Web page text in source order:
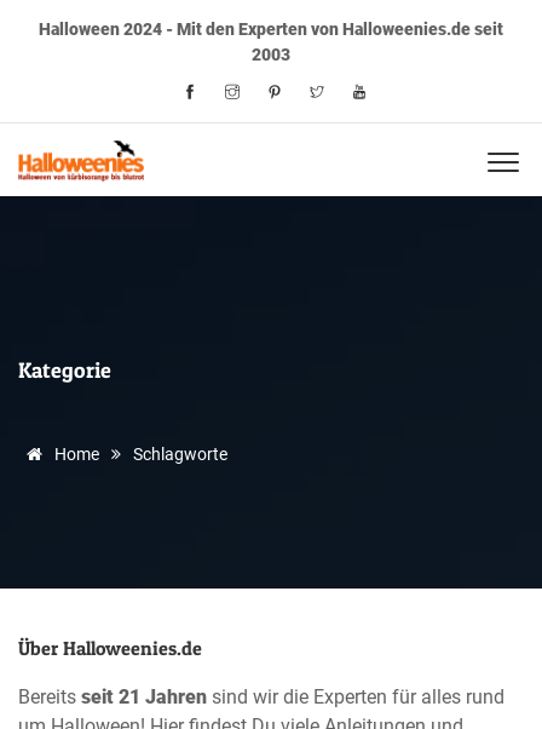
Halloween 2024 - Mit den Experten von Halloweenies.de seit
2003
Kategorie
Home Schlagworte
Über Halloweenies.de
Bereits seit 21 Jahren sind wir die Experten für alles rund